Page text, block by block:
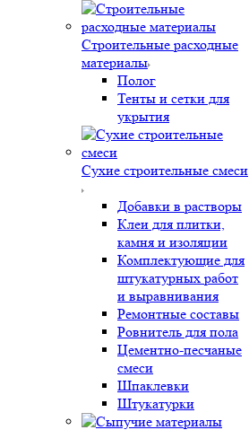
Строительные расходные
материалы
Полог
Тенты и сетки для
укрытия
Сухие строительные смеси
Добавки в растворы
Клеи для плитки,
камня и изоляции
Комплектующие для
штукатурных работ
и выравнивания
Ремонтные составы
Ровнитель для пола
Цементно-песчаные
смеси
Шпаклевки
Штукатурки